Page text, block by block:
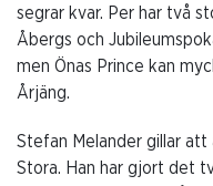
segrar kvar. Per har två
Åbergs och
men Önas Prince kan
Årjäng.
Stefan Melander gillar att
Stora. Han har gjort det